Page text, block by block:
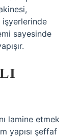
sayesinde
lamine etmek
yapısı şeffaf